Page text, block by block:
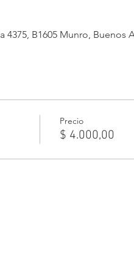
4375, B1605 Munro, Buenos
Precio
$ 4.000,00